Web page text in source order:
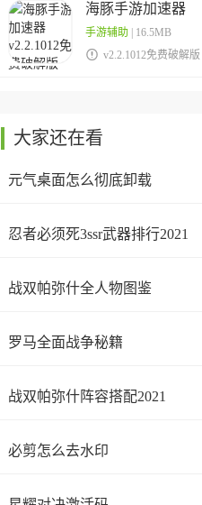
海豚手游加速器
手游辅助| 16.5MB
 v2.2.1012免费破解版 |
大家还在看
元气桌面怎么彻底卸载
忍者必须死3ssr武器排行2021
战双帕弥什全人物图鉴
罗马全面战争秘籍
战双帕弥什阵容搭配2021
必剪怎么去水印